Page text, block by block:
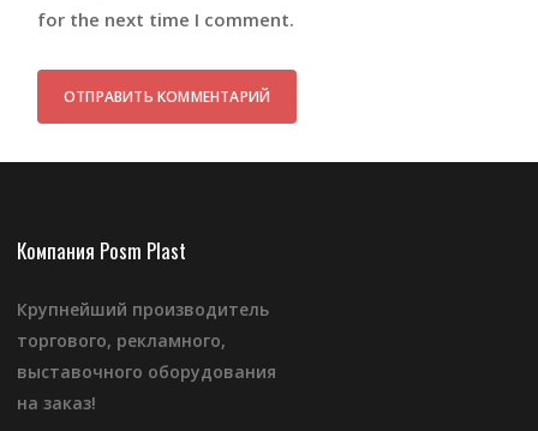
for the next time I comment.
Компания Posm Plast
Крупнейший производитель
торгового, рекламного,
выставочного оборудования
на заказ!